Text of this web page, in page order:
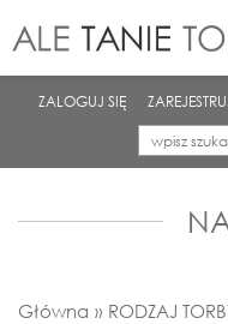
ZALOGUJ SIĘ
Główna » RODZAJ